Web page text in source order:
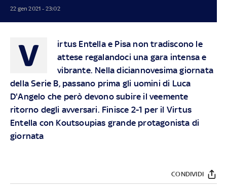
22 gen 2021 - 23:02
V
irtus Entella e Pisa non tradiscono le
attese regalandoci una gara intensa e
vibrante. Nella diciannovesima giornata
della Serie B, passano prima gli uomini di Luca
D'Angelo che però devono subire il veemente
ritorno degli avversari. Finisce 2-1 per il Virtus
Entella con Koutsoupias grande protagonista di
giornata
CONDIVIDI